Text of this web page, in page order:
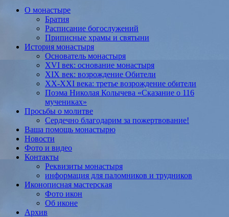
О монастыре
Братия
Расписание богослужений
Приписные храмы и святыни
История монастыря
Основатель монастыря
XVI век: основание монастыря
XIX век: возрождение Обители
XX-XXI века: третье возрождение обители
Поэма Николая Колычева «Сказание о 116
мучениках»
Просьбы о молитве
Сердечно благодарим за пожертвование!
Ваша помощь монастырю
Новости
Фото и видео
Контакты
Реквизиты монастыря
информация для паломников и трудников
Иконописная мастерская
Фото икон
Об иконе
Архив